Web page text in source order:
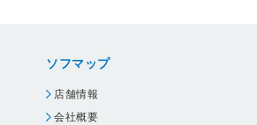
ソフマップ
店舗情報
会社概要